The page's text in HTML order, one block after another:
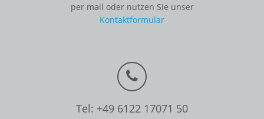
per mail oder nutzen Sie unser
Kontaktformular
Tel: +49 6122 17071 50